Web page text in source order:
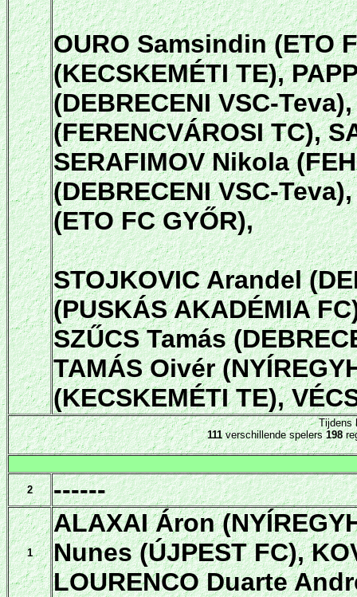
OURO Samsindin (ETO
(KECSKEMÉTI TE),
(DEBRECENI VSC-
(FERENCVÁROSI TC),
SERAFIMOV Nikola
(DEBRECENI VSC-
(ETO FC GYŐR),
STOJKOVIC Arandel
(PUSKÁS AKADÉMIA
SZŰCS Tamás
TAMÁS Oivér
(KECSKEMÉTI TE),
Tijdens
111verschillende spelers198
2 ------
1
ALAXAI Áron
Nunes (ÚJPEST FC),
LOURENCO Duarte